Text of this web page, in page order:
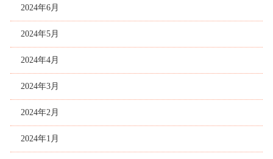
2024年6月
2024年5月
2024年4月
2024年3月
2024年2月
2024年1月